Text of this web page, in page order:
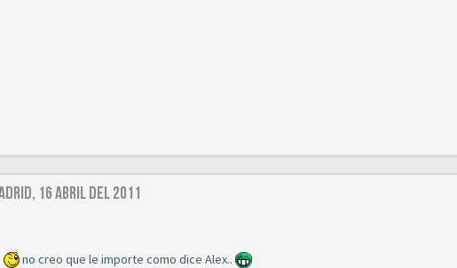
16 Abril del 2011
no creo que le importe como dice Alex..